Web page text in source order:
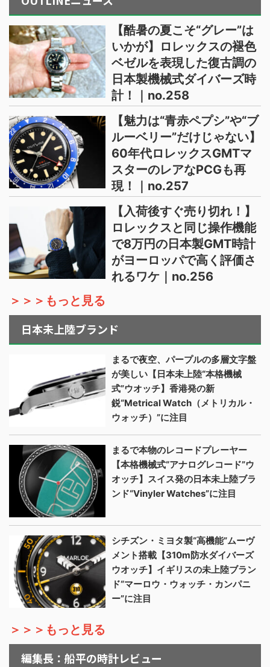
【酷暑の夏こそ“グレー”は
いかが】ロレックスの褪色
ベゼルを表現した復古調の
日本製機械式ダイバーズ時
計！｜no.258
【魅力は“青赤ペプシ”や“ブ
ルーベリー”だけじゃない】
60年代ロレックスGMTマ
スターのレアなPCGも再
現！｜no.257
【入荷後すぐ売り切れ！】
ロレックスと同じ操作機能
で8万円の日本製GMT時計
がヨーロッパで高く評価さ
れるワケ｜no.256
＞＞＞もっと見る
日本未上陸ブランド
まるで夜空、パープルの多層文字盤
が美しい【日本未上陸“本格機械
式”ウオッチ】香港発の新
鋭“Metrical Watch（メトリカル・
ウォッチ）”に注目
まるで本物のレコードプレーヤー
【本格機械式“アナログレコード”ウ
オッチ】スイス発の日本未上陸ブラ
ンド“Vinyler Watches”に注目
シチズン・ミヨタ製“高機能”ムーヴ
メント搭載【310m防水ダイバーズ
ウオッチ】イギリスの未上陸ブラン
ド“マーロウ・ウォッチ・カンパニ
ー”に注目
＞＞＞もっと見る
編集長：船平の時計レビュー